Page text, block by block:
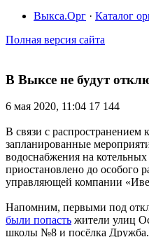
Выкса.Орг · Каталог
Полная версия сайта
В Выксе не будут
6 мая 2020, 11:04 17 144
В связи с
запланированные
водоснабжения на
приостановлено до особого
управляющей компании
Напомним, первыми под
были попасть жители улиц
школы №8 и посёлка Дружба.